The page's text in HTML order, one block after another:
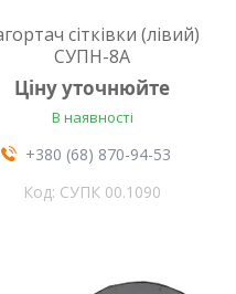
сітківки (лівий)
СУПН-8А
Ціну уточнюйте
В наявності
+380 (68) 870-94-53
СУПК 00.1090